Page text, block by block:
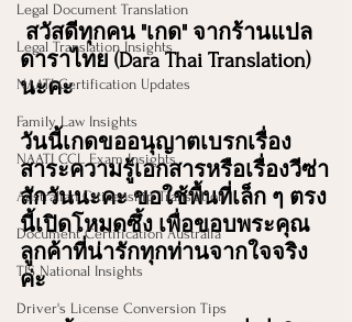
Legal Document Translation
Legal Translation Insights
NAATI Certification Updates
Family Law Insights
NAATI CCL Exam Insights
Australian Citizenship Translation
Document Certification Australia
TIS National Insights
Driver's License Conversion Tips
สวัสดีทุกคน "เกด" จากร้านแปล
ดาราไทย (Dara Thai Translation)
นะคะ
วันนี้เกดขออนุญาตเบรกเรื่อง
สาระความรู้เอกสารหรือเรื่องวีซ่า
สักวันนะคะ ขอใช้พื้นที่เล็ก ๆ ตรง
นี้เปิดโหมดซึ้ง เพื่อขอบพระคุณ
ลูกค้าที่น่ารักทุกท่านจากใจจริง
ค่ะ